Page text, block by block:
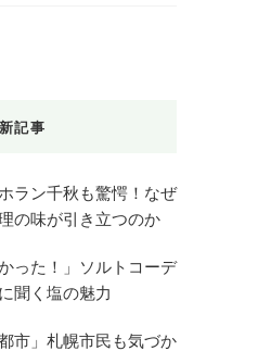
記事
ラン千秋も驚愕！なぜ
の味が引き立つのか
った！」ソルトコーデ
聞く塩の魅力
市」札幌市民も気づか